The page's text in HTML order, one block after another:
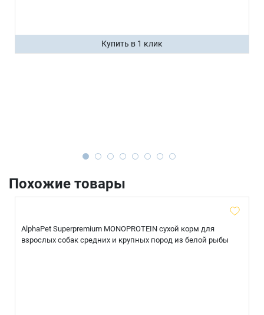
Купить в 1 клик
Похожие товары
AlphaPet Superpremium MONOPROTEIN сухой корм для
взрослых собак средних и крупных пород из белой рыбы